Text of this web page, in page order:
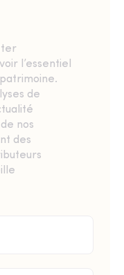
l’essentiel
de
nos
des